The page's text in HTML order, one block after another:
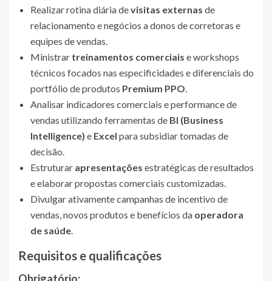
Realizar rotina diária devisitas externas de
relacionamento e negócios a donos de corretoras e
equipes de vendas.
Ministrar treinamentos comerciais e workshops
técnicos focados nas especificidades e diferenciais do
portfólio de produtos Premium PPO.
Analisar indicadores comerciais e performance de
vendas utilizando ferramentas de BI (Business
Intelligence) e Excel para subsidiar tomadas de
decisão.
Estruturar apresentações estratégicas de resultados
e elaborar propostas comerciais customizadas.
Divulgar ativamente campanhas de incentivo de
vendas, novos produtos e benefícios da operadora
de saúde.
Requisitos e qualificações